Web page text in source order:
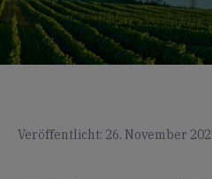
Veröffentlicht: 26. November